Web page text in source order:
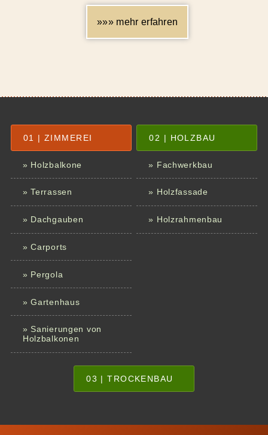
»»» mehr erfahren
01 | ZIMMEREI
» Holzbalkone
» Terrassen
» Dachgauben
» Carports
» Pergola
» Gartenhaus
» Sanierungen von
Holzbalkonen
02 | HOLZBAU
» Fachwerkbau
» Holzfassade
» Holzrahmenbau
03 | TROCKENBAU